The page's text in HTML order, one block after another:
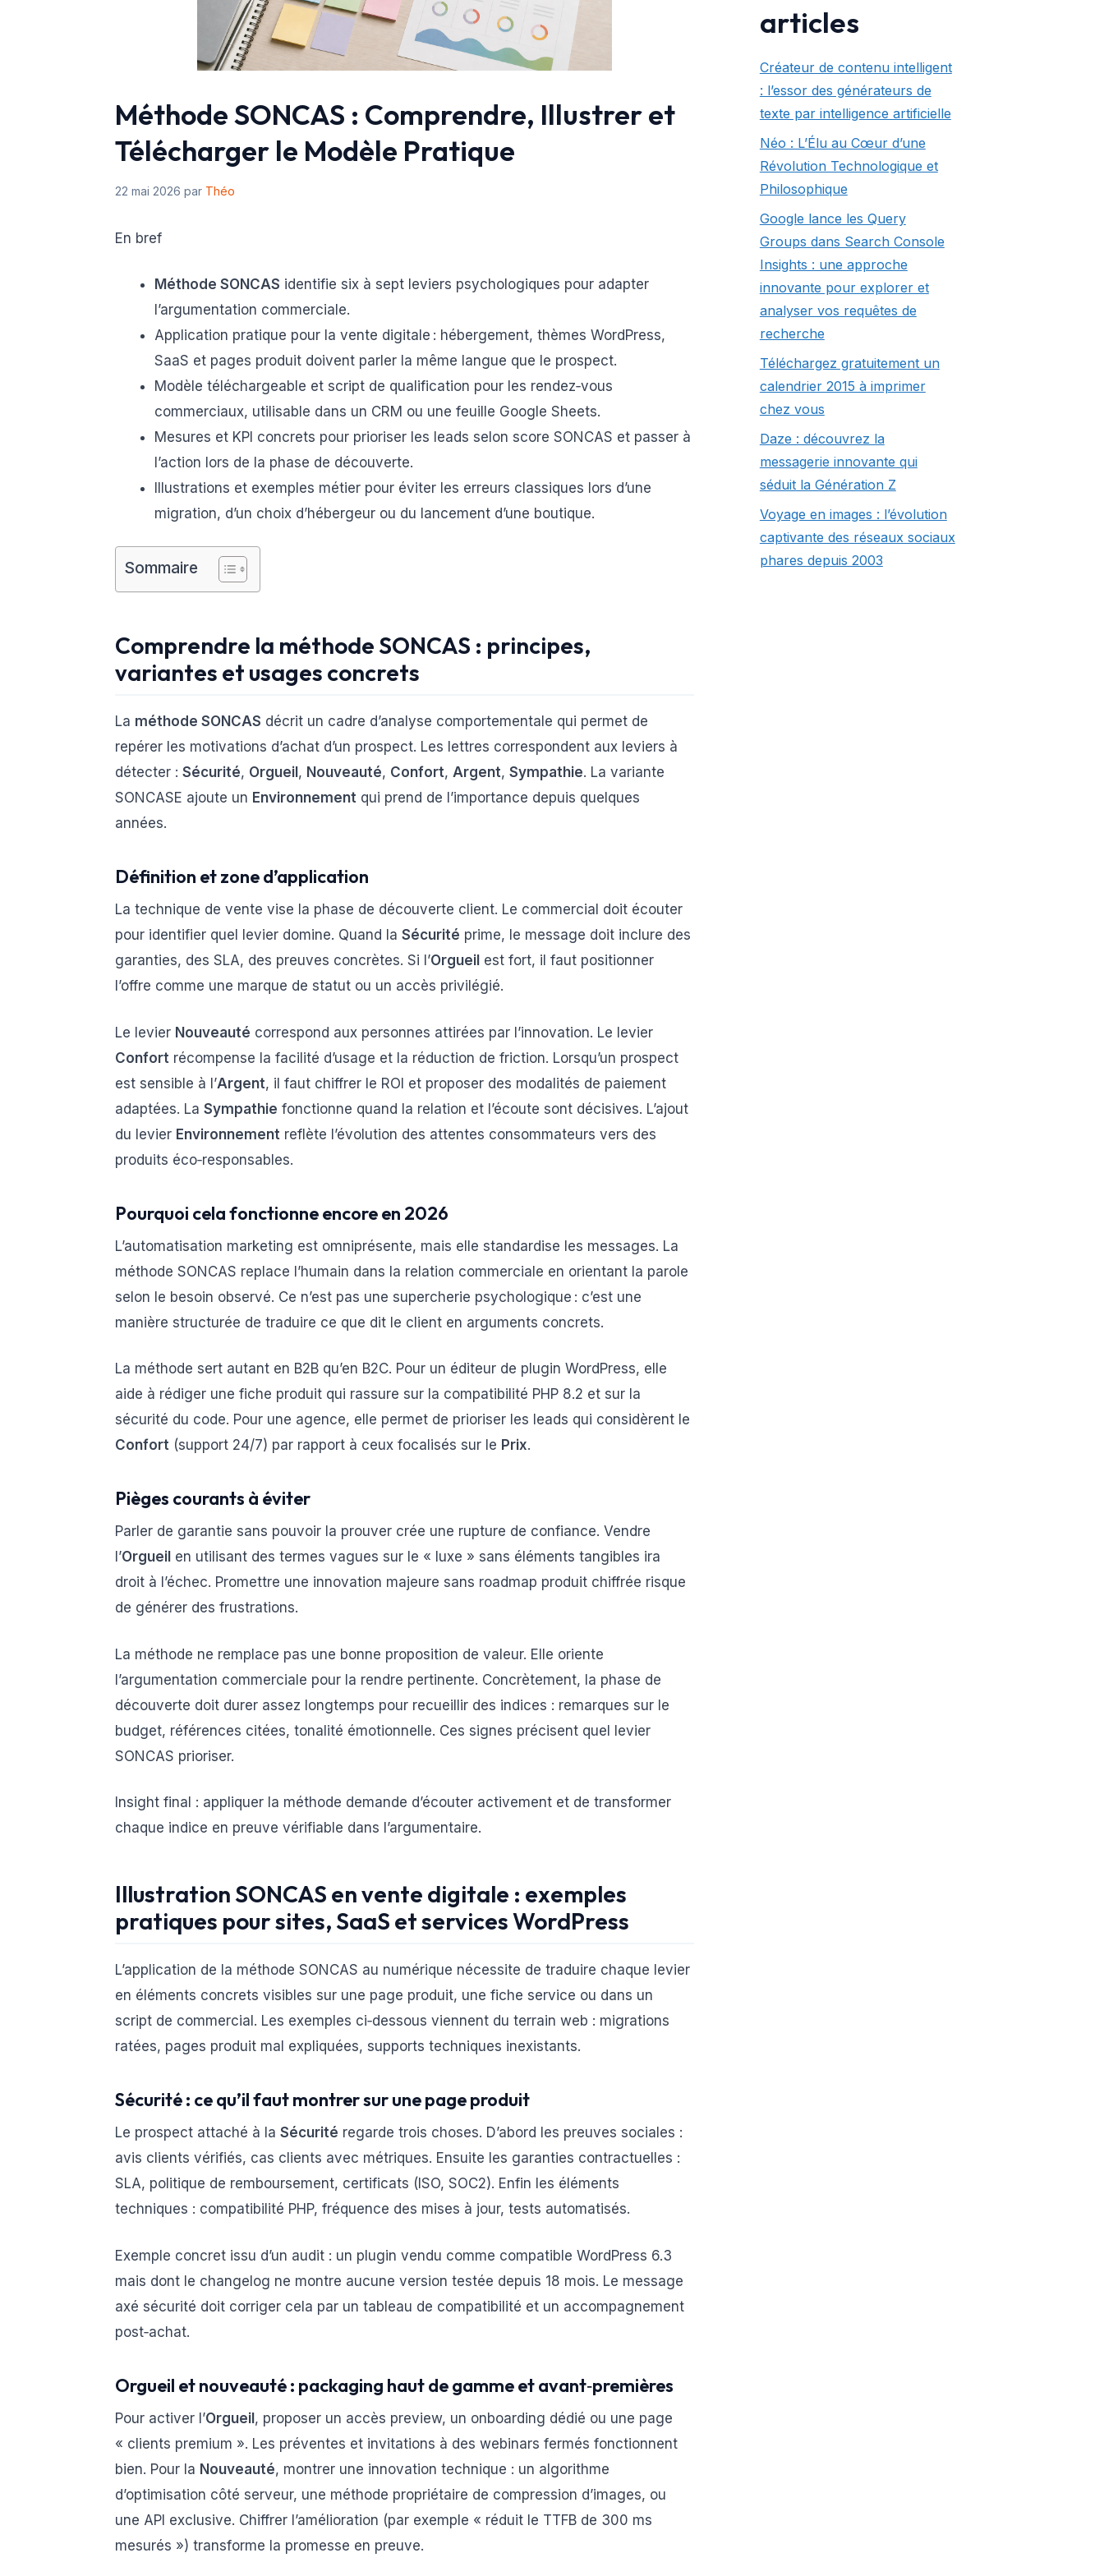
Méthode SONCAS : Comprendre, Illustrer et
Télécharger le Modèle Pratique
22 mai 2026 par Théo
En bref
Méthode SONCAS identifie six à sept leviers psychologiques pour adapter
l’argumentation commerciale.
Application pratique pour la vente digitale : hébergement, thèmes WordPress,
SaaS et pages produit doivent parler la même langue que le prospect.
Modèle téléchargeable et script de qualification pour les rendez‑vous
commerciaux, utilisable dans un CRM ou une feuille Google Sheets.
Mesures et KPI concrets pour prioriser les leads selon score SONCAS et passer à
l’action lors de la phase de découverte.
Illustrations et exemples métier pour éviter les erreurs classiques lors d’une
migration, d’un choix d’hébergeur ou du lancement d’une boutique.
Sommaire
Comprendre la méthode SONCAS : principes,
variantes et usages concrets
La méthode SONCAS décrit un cadre d’analyse comportementale qui permet de
repérer les motivations d’achat d’un prospect. Les lettres correspondent aux leviers à
détecter : Sécurité, Orgueil , Nouveauté, Confort, Argent, Sympathie. La variante
SONCASE ajoute un Environnement qui prend de l’importance depuis quelques
années.
Définition et zone d’application
La technique de vente vise la phase de découverte client. Le commercial doit écouter
pour identifier quel levier domine. Quand la Sécurité prime, le message doit inclure des
garanties, des SLA, des preuves concrètes. Si l’Orgueil est fort, il faut positionner
l’offre comme une marque de statut ou un accès privilégié.
Le levier Nouveauté correspond aux personnes attirées par l’innovation. Le levier
Confort récompense la facilité d’usage et la réduction de friction. Lorsqu’un prospect
est sensible à l’Argent, il faut chiffrer le ROI et proposer des modalités de paiement
adaptées. La Sympathie fonctionne quand la relation et l’écoute sont décisives. L’ajout
du levier Environnement reflète l’évolution des attentes consommateurs vers des
produits éco‑responsables.
Pourquoi cela fonctionne encore en 2026
L’automatisation marketing est omniprésente, mais elle standardise les messages. La
méthode SONCAS replace l’humain dans la relation commerciale en orientant la parole
selon le besoin observé. Ce n’est pas une supercherie psychologique : c’est une
manière structurée de traduire ce que dit le client en arguments concrets.
La méthode sert autant en B2B qu’en B2C. Pour un éditeur de plugin WordPress, elle
aide à rédiger une fiche produit qui rassure sur la compatibilité PHP 8.2 et sur la
sécurité du code. Pour une agence, elle permet de prioriser les leads qui considèrent le
Confort (support 24/7) par rapport à ceux focalisés sur le Prix.
Pièges courants à éviter
Parler de garantie sans pouvoir la prouver crée une rupture de confiance. Vendre
l’Orgueil en utilisant des termes vagues sur le « luxe » sans éléments tangibles ira
droit à l’échec. Promettre une innovation majeure sans roadmap produit chiffrée risque
de générer des frustrations.
La méthode ne remplace pas une bonne proposition de valeur. Elle oriente
l’argumentation commerciale pour la rendre pertinente. Concrètement, la phase de
découverte doit durer assez longtemps pour recueillir des indices : remarques sur le
budget, références citées, tonalité émotionnelle. Ces signes précisent quel levier
SONCAS prioriser.
Insight final : appliquer la méthode demande d’écouter activement et de transformer
chaque indice en preuve vérifiable dans l’argumentaire.
Illustration SONCAS en vente digitale : exemples
pratiques pour sites, SaaS et services WordPress
L’application de la méthode SONCAS au numérique nécessite de traduire chaque levier
en éléments concrets visibles sur une page produit, une fiche service ou dans un
script de commercial. Les exemples ci‑dessous viennent du terrain web : migrations
ratées, pages produit mal expliquées, supports techniques inexistants.
Sécurité : ce qu’il faut montrer sur une page produit
Le prospect attaché à la Sécurité regarde trois choses. D’abord les preuves sociales :
avis clients vérifiés, cas clients avec métriques. Ensuite les garanties contractuelles :
SLA, politique de remboursement, certificats (ISO, SOC2). Enfin les éléments
techniques : compatibilité PHP, fréquence des mises à jour, tests automatisés.
Exemple concret issu d’un audit : un plugin vendu comme compatible WordPress 6.3
mais dont le changelog ne montre aucune version testée depuis 18 mois. Le message
axé sécurité doit corriger cela par un tableau de compatibilité et un accompagnement
post‑achat.
Orgueil et nouveauté : packaging haut de gamme et avant‑premières
Pour activer l’Orgueil, proposer un accès preview, un onboarding dédié ou une page
« clients premium ». Les préventes et invitations à des webinars fermés fonctionnent
bien. Pour la Nouveauté, montrer une innovation technique : un algorithme
d’optimisation côté serveur, une méthode propriétaire de compression d’images, ou
une API exclusive. Chiffrer l’amélioration (par exemple « réduit le TTFB de 300 ms
mesurés ») transforme la promesse en preuve.
articles
Créateur de contenu intelligent
: l’essor des générateurs de
texte par intelligence artificielle
Néo : L’Élu au Cœur d’une
Révolution Technologique et
Philosophique
Google lance les Query
Groups dans Search Console
Insights : une approche
innovante pour explorer et
analyser vos requêtes de
recherche
Téléchargez gratuitement un
calendrier 2015 à imprimer
chez vous
Daze : découvrez la
messagerie innovante qui
séduit la Génération Z
Voyage en images : l’évolution
captivante des réseaux sociaux
phares depuis 2003